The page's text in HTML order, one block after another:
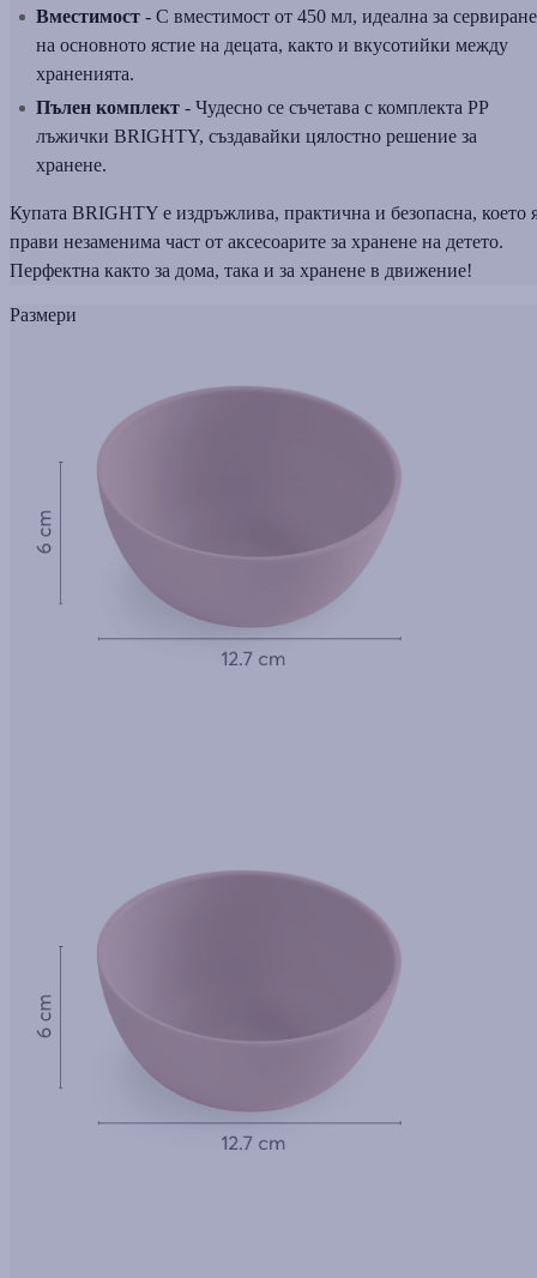
Вместимост - С вместимост от 450 мл, идеална за сервиране
на основното ястие на децата, както и вкусотийки между
храненията.
Пълен комплект - Чудесно се съчетава с комплекта PP
лъжички BRIGHTY, създавайки цялостно решение за
хранене.
Купата BRIGHTY е издръжлива, практична и безопасна, което
прави незаменима част от аксесоарите за хранене на детето.
Перфектна както за дома, така и за хранене в движение!
Размери